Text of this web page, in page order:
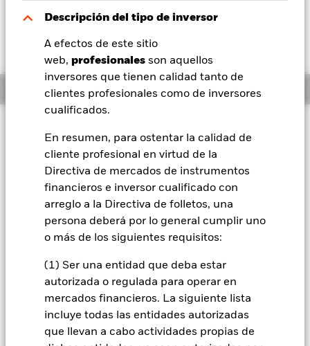
Descripción del tipo de inversor
A efectos de este sitio
web, profesionales son aquellos
inversores que tienen calidad tanto de
clientes profesionales como de inversores
cualificados.
En resumen, para ostentar la calidad de
cliente profesional en virtud de la
Directiva de mercados de instrumentos
financieros e inversor cualificado con
arreglo a la Directiva de folletos, una
persona deberá por lo general cumplir uno
o más de los siguientes requisitos:
(1) Ser una entidad que deba estar
autorizada o regulada para operar en
mercados financieros. La siguiente lista
incluye todas las entidades autorizadas
que llevan a cabo actividades propias de
España
Change location
BlackRock
iShares
Nuestra compañía
USD 0,00 (0,00%)
Información general
El Fondo tiene por objetivo lograr una rentabilidad total de
su inversión, a través de una combinación de revalorización
del capital y rendimientos de los activos del Fondo, de un
modo coherente con la inversión centrada en los factores
«ESG». El Fondo aplica un enfoque flexible a la asignación
de activos e intentará obtener exposición a través de diversas
clases de activos. Para alcanzar su objetivo, el Fondo invertirá
a escala mundial en valores de renta variable (como
de renta fija (RF) (como bonos), valores relacionados con RF e
instrumentos del mercado monetario (IMM) (como títulos de
deuda con vencimientos a corto plazo), valores de titulización
de activos (VTA) y valores de titulización de hipotecas (MBS)
(es decir, valores financieros respaldados por flujos de
efectivo procedentes de deuda), depósitos, efectivo y otros